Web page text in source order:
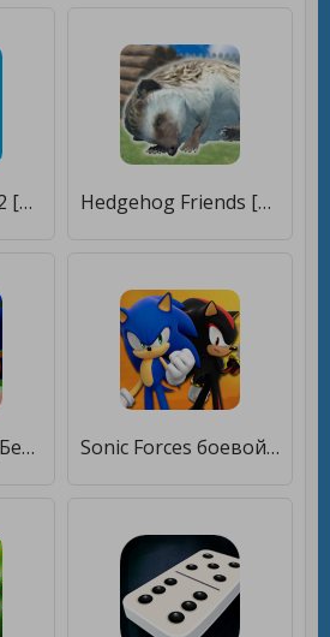
Sonic SoundLink 2 [Полная версия] Hedgehog Friends [Много монет]
Sonic CD Classic [Бесплатные покупки] Sonic Forces боевой & бег игры [Много монет]